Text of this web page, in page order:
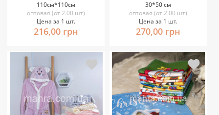
110см*110см
оптовая (от 2.00 шт)
Цена за 1 шт.
216,00 грн
30*50 см
оптовая (от 2.00 шт)
Цена за 1 шт.
270,00 грн